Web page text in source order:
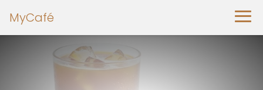
MyCafé